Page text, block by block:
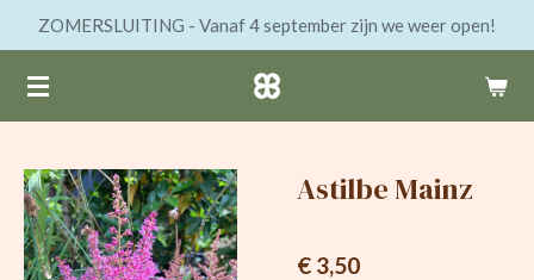
naar
de
ZOMERSLUITING - Vanaf 4 september zijn we weer open!
Astilbe Mainz
€ 3,50